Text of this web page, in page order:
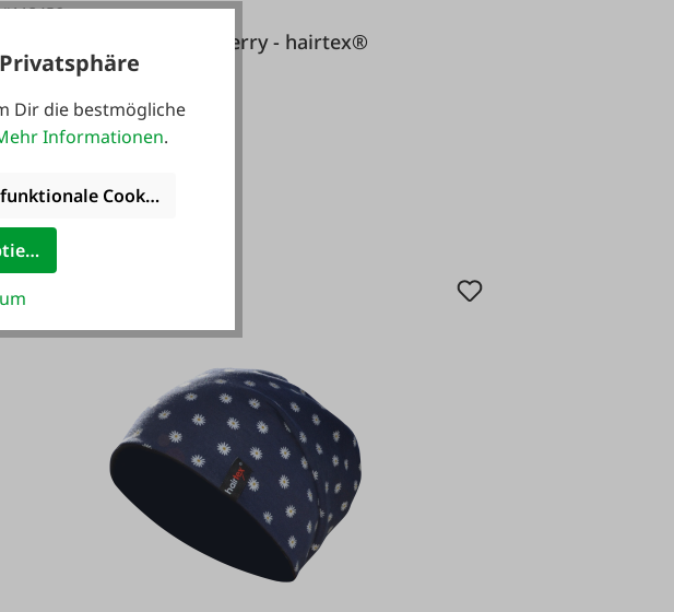
#112456
hairtex Overall Damen berry - hairtex®
Varianten ab 245,00 €*
Dir die bestmögliche
Informationen.
Cookies akzeptieren